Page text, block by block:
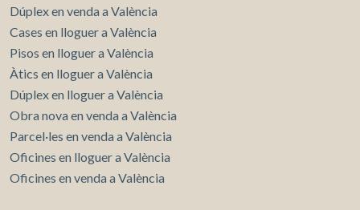
Dúplex en venda a València
Cases en lloguer a València
Pisos en lloguer a València
Àtics en lloguer a València
Dúplex en lloguer a València
Obra nova en venda a València
Parcel·les en venda a València
Oficines en lloguer a València
Oficines en venda a València